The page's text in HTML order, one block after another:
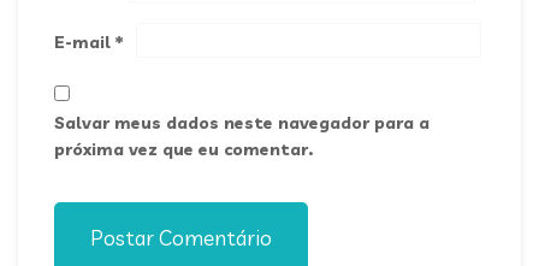
E-mail *
Salvar meus dados neste navegador para a
próxima vez que eu comentar.
Postar Comentário